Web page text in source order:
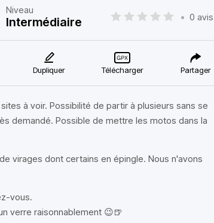
Niveau
Intermédiaire • 0 avis
Dupliquer Télécharger Partager
à voir. Possibilité de partir à plusieurs sans se
demandé. Possible de mettre les motos dans la
virages dont certains en épingle. Nous n'avons
vous.
verre raisonnablement 😉🍺